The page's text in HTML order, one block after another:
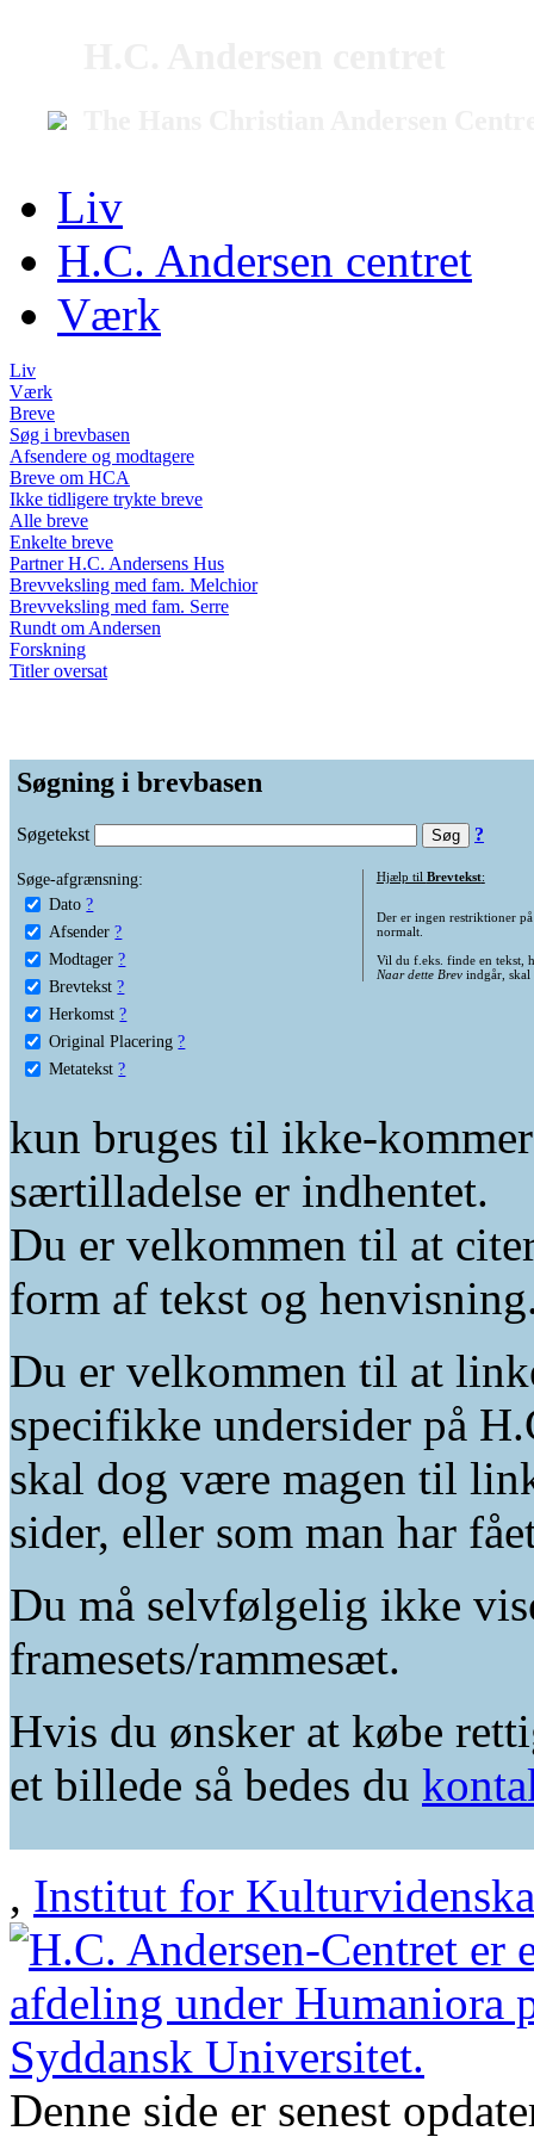
Liv
H.C. Andersen centret
Værk
Liv
Værk
Breve
Søg i brevbasen
Afsendere og modtagere
Breve om HCA
Ikke tidligere trykte breve
Alle breve
Enkelte breve
Partner H.C. Andersens Hus
Brevveksling med fam. Melchior
Brevveksling med fam. Serre
Rundt om Andersen
Forskning
Titler oversat
Søgning i brevbasen
Søgetekst ?
Søge-afgrænsning:
Dato ?
Afsender ?
Modtager ?
Brevtekst ?
Herkomst ?
Original Placering ?
Metatekst ?
Hjælp til Brevtekst:
Der er ingen restriktioner
normalt.
Vil du f.eks. finde en tekst,
Naar dette Brevindgår, skal
kun bruges til ikke-
særtilladelse er indhentet.
Du er velkommen til at
form af tekst og
Du er velkommen til at
specifikke undersider på
skal dog være magen til
sider, eller som man har
Du må selvfølgelig ikke
framesets/rammesæt.
Hvis du ønsker at købe
et billede så bedes du
, Institut for
Denne side er senest